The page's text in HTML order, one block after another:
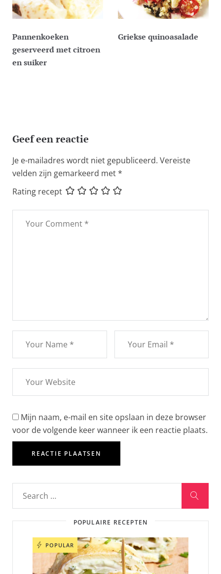
Pannenkoeken
geserveerd met citroen
en suiker
Griekse quinoasalade
Geef een reactie
Je e-mailadres wordt niet gepubliceerd. Vereiste
velden zijn gemarkeerd met*
Rating recept
Mijn naam, e-mail en site opslaan in deze browser
voor de volgende keer wanneer ik een reactie plaats.
POPULAIRE RECEPTEN
POPULAR